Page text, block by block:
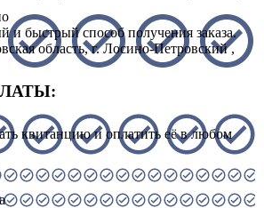
и быстрый способ получения заказа.
область, г. Лосино-Петровский ,
квитанцию и оплатить её в любом